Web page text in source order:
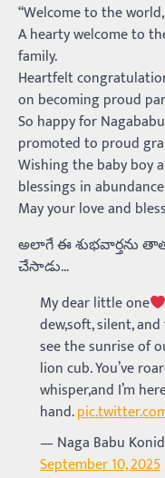
“Welcome to the
A hearty welcome to
family.
Heartfelt
on becoming proud
So happy for
promoted to proud
Wishing the baby boy
blessings in
May your love and
అలాగే ఈ శుభవార్తను
చేసాడు…
My dear little one
dew,soft, silent,
see the sunrise of
lion cub. You’ve
whisper,and I’m
hand.
— Naga Babu
September 10, 2025